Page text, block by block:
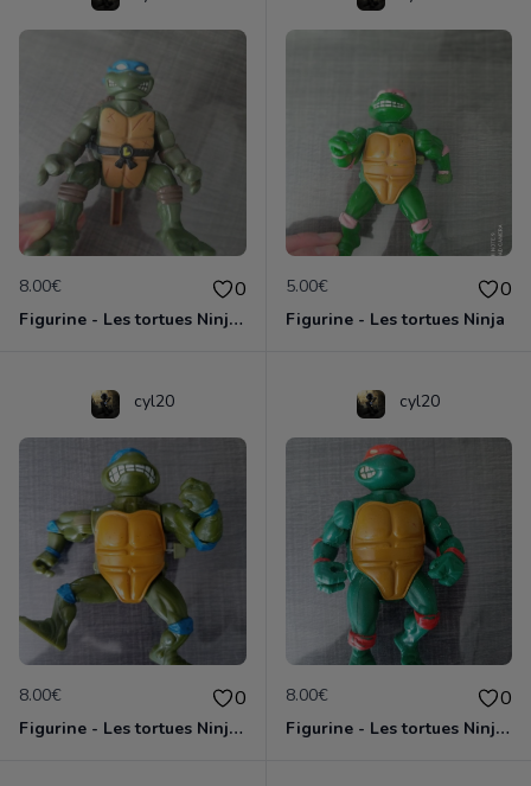
8.00€ 0
Figurine - Les tortues Ninja - Leonardo
5.00€ 0
Figurine - Les tortues Ninja
cyl20
8.00€ 0
Figurine - Les tortues Ninja - Leonardo
cyl20
8.00€ 0
Figurine - Les tortues Ninja - Michaelangelo